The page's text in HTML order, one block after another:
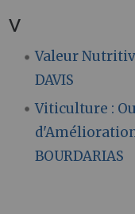
V
Valeur
DAVIS
Viticulture :
BOURDARIAS